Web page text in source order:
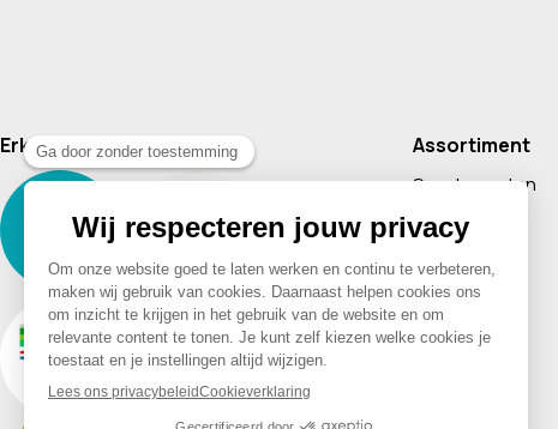
Erkend lid van Assortiment
Supplementen
Cosmetica
Baby & Kind
Voeding
Boeken